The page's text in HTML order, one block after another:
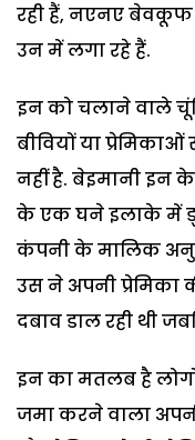
रही हैं, नएनए
उन में लगा रहे हैं.
इन को चलाने वाले
बीवियों या
नहीं है. बेइमानी इन
के एक घने इलाके में
कंपनी के मालिक
उस ने अपनी प्रेमिका
दबाव डाल रही थी
इन का मतलब है
जमा करने वाला